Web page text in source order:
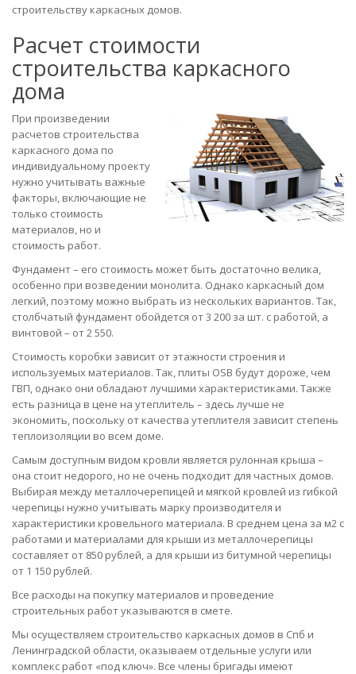
строительству каркасных домов.
Расчет стоимости
строительства каркасного
дома
При произведении
расчетов строительства
каркасного дома по
индивидуальному проекту
нужно учитывать важные
факторы, включающие не
только стоимость
материалов, но и
стоимость работ.
Фундамент – его стоимость может быть достаточно велика,
особенно при возведении монолита. Однако каркасный дом
легкий, поэтому можно выбрать из нескольких вариантов. Так,
столбчатый фундамент обойдется от 3 200 за шт. с работой, а
винтовой – от 2 550.
Стоимость коробки зависит от этажности строения и
используемых материалов. Так, плиты OSB будут дороже, чем
ГВП, однако они обладают лучшими характеристиками. Также
есть разница в цене на утеплитель – здесь лучше не
экономить, поскольку от качества утеплителя зависит степень
теплоизоляции во всем доме.
Самым доступным видом кровли является рулонная крыша –
она стоит недорого, но не очень подходит для частных домов.
Выбирая между металлочерепицей и мягкой кровлей из гибкой
черепицы нужно учитывать марку производителя и
характеристики кровельного материала. В среднем цена за м2 с
работами и материалами для крыши из металлочерепицы
составляет от 850 рублей, а для крыши из битумной черепицы
от 1 150 рублей.
Все расходы на покупку материалов и проведение
строительных работ указываются в смете.
Мы осуществляем строительство каркасных домов в Спб и
Ленинградской области, оказываем отдельные услуги или
комплекс работ «под ключ». Все члены бригады имеют